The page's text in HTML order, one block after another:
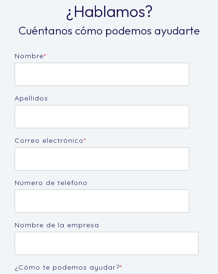
¿Hablamos?
Cuéntanos cómo podemos ayudarte
Nombre*
Apellidos
Correo electrónico*
Número de teléfono
Nombre de la empresa
¿Cómo te podemos ayudar?*